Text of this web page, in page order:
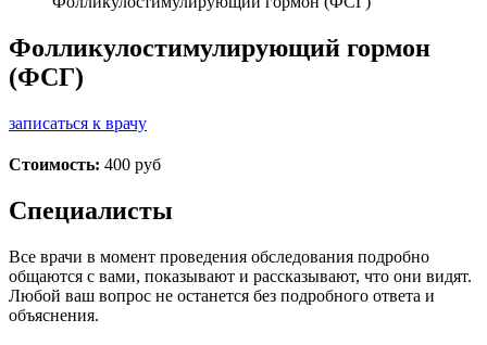
Фолликулостимулирующий гормон
(ФСГ)
записаться к врачу
Стоимость: 400 руб
Специалисты
Все врачи в момент проведения обследования подробно
общаются с вами, показывают и рассказывают, что они видят.
Любой ваш вопрос не останется без подробного ответа и
объяснения.